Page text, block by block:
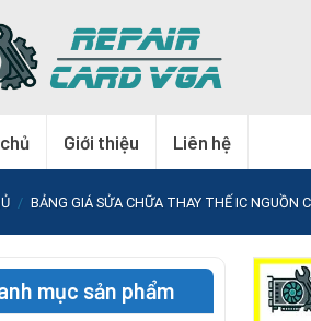
Giới thiệu Liên hệ
/ BẢNG GIÁ SỬA CHỮA THAY THẾ IC NGUỒN
mục sản phẩm